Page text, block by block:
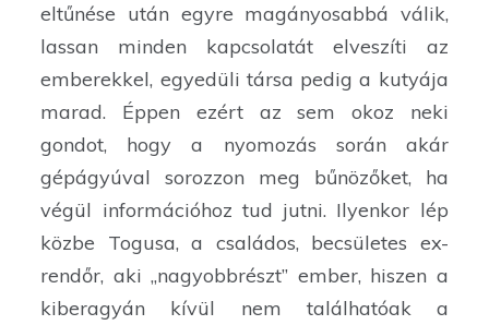
eltűnése után egyre magányosabbá válik,
lassan minden kapcsolatát elveszíti az
emberekkel, egyedüli társa pedig a kutyája
marad. Éppen ezért az sem okoz neki
gondot, hogy a nyomozás során akár
gépágyúval sorozzon meg bűnözőket, ha
végül információhoz tud jutni. Ilyenkor lép
közbe Togusa, a családos, becsületes ex-
rendőr, aki „nagyobbrészt” ember, hiszen a
kiberagyán kívül nem találhatóak a